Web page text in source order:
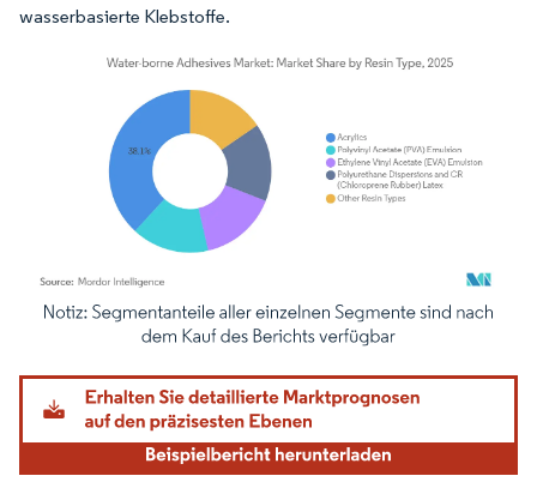
wasserbasierte Klebstoffe.
Bild © Mordor Intelligence. Wiederverwendung erfordert Namensnennung